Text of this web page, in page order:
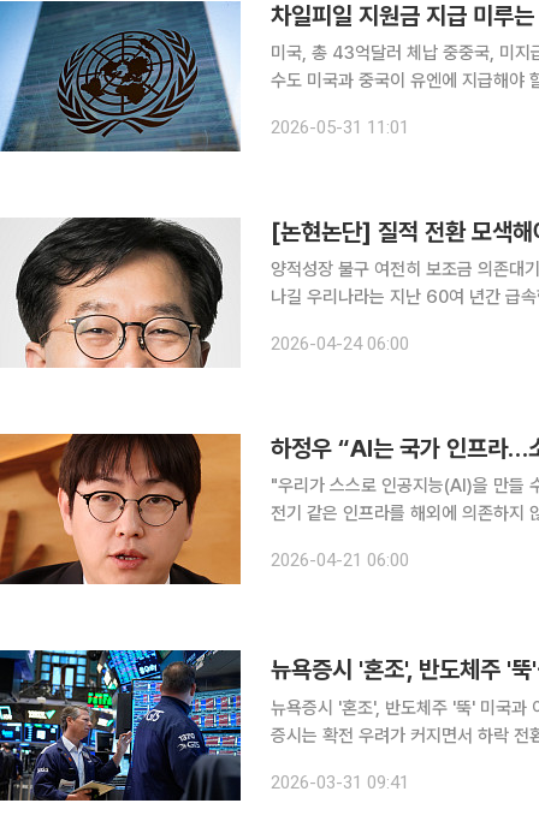
차일피일 지원금 지급 미루
미국, 총 43억달러 체납 중중국, 미
수도 미국과 중국이 유엔에 지급해야 할 지원금을 차일피일 미루거나 삭감하면서 유엔이 8월 심각
엔총회 행정예산위원회는 미국과 중
2026-05-31 11:01
[논현논단] 질적 전환 모색해
양적성장 불구 여전히 보조금 의존대
나길 우리나라는 지난 60여 년간 급속한 경제성장과 사회발전을 이룩했다. 그렇지만 이러한 성장·
2026-04-24 06:00
하정우 “AI는 국가 인프라…
"우리가 스스로 인공지능(AI)을 만들
전기 같은 인프라를 해외에 의존하지 않는 것과 같은 문제
차원을 넘어 외국산 AI에 의존했을 때
2026-04-21 06:00
뉴욕증시 '혼조', 반도체주 '
뉴욕증시 '혼조', 반도체주 '뚝' 미국과 이란이 종전 협상을 이어간다는 기대감에 상승세로 출발했던
증시는 확전 우려가 커지면서 하락
4만5216.14에 거래를 마쳤습니다.
2026-03-31 09:41